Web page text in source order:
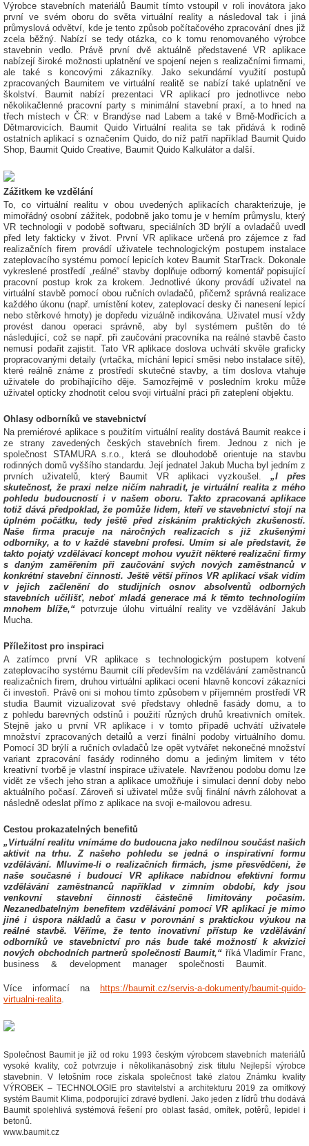
Výrobce stavebních materiálů Baumit tímto vstoupil v roli inovátora jako
první ve svém oboru do světa virtuální reality a následoval tak i jiná
průmyslová odvětví, kde je tento způsob počítačového zpracování dnes již
zcela běžný. Nabízí se tedy otázka, co k tomu renomovaného výrobce
stavebnin vedlo. Právě první dvě aktuálně představené VR aplikace
nabízejí široké možnosti uplatnění ve spojení nejen s realizačními firmami,
ale také s koncovými zákazníky. Jako sekundární využití postupů
zpracovaných Baumitem ve virtuální realitě se nabízí také uplatnění ve
školství. Baumit nabízí prezentaci VR aplikací pro jednotlivce nebo
několikačlenné pracovní party s minimální stavební praxí, a to hned na
třech místech v ČR: v Brandýse nad Labem a také v Brně-Modřicích a
Dětmarovicích. Baumit Quido Virtuální realita se tak přidává k rodině
ostatních aplikací s označením Quido, do níž patří například Baumit Quido
Shop, Baumit Quido Creative, Baumit Quido Kalkulátor a další.
Zážitkem ke vzdělání
To, co virtuální realitu v obou uvedených aplikacích charakterizuje, je
mimořádný osobní zážitek, podobně jako tomu je v herním průmyslu, který
VR technologii v podobě softwaru, speciálních 3D brýlí a ovladačů uvedl
před lety fakticky v život. První VR aplikace určená pro zájemce z řad
realizačních firem provádí uživatele technologickým postupem instalace
zateplovacího systému pomocí lepicích kotev Baumit StarTrack. Dokonale
vykreslené prostředí „reálné“ stavby doplňuje odborný komentář popisující
pracovní postup krok za krokem. Jednotlivé úkony provádí uživatel na
virtuální stavbě pomocí obou ručních ovladačů, přičemž správná realizace
každého úkonu (např. umístění kotev, zateplovací desky či nanesení lepicí
nebo stěrkové hmoty) je dopředu vizuálně indikována. Uživatel musí vždy
provést danou operaci správně, aby byl systémem puštěn do té
následující, což se např. při zaučování pracovníka na reálné stavbě často
nemusí podařit zajistit. Tato VR aplikace doslova uchvátí skvěle graficky
propracovanými detaily (vrtačka, míchání lepicí směsi nebo instalace sítě),
které reálně známe z prostředí skutečné stavby, a tím doslova vtahuje
uživatele do probíhajícího děje. Samozřejmě v posledním kroku může
uživatel opticky zhodnotit celou svoji virtuální práci při zateplení objektu.
Ohlasy odborníků ve stavebnictví
Na premiérové aplikace s použitím virtuální reality dostává Baumit reakce i
ze strany zavedených českých stavebních firem. Jednou z nich je
společnost STAMURA s.r.o., která se dlouhodobě orientuje na stavbu
rodinných domů vyššího standardu. Její jednatel Jakub Mucha byl jedním z
prvních uživatelů, který Baumit VR aplikaci vyzkoušel. „I přes
skutečnost, že praxi nelze ničím nahradit, je virtuální realita z mého
pohledu budoucností i v našem oboru. Takto zpracovaná aplikace
totiž dává předpoklad, že pomůže lidem, kteří ve stavebnictví stojí na
úplném počátku, tedy ještě před získáním praktických zkušeností.
Naše firma pracuje na náročných realizacích s již zkušenými
odborníky, a to v každé stavební profesi. Umím si ale představit, že
takto pojatý vzdělávací koncept mohou využít některé realizační firmy
s daným zaměřením při zaučování svých nových zaměstnanců v
konkrétní stavební činnosti. Ještě větší přínos VR aplikací však vidím
v jejich začlenění do studijních osnov absolventů odborných
stavebních učilišť, neboť mladá generace má k těmto technologiím
mnohem blíže,“ potvrzuje úlohu virtuální reality ve vzdělávání Jakub
Mucha.
Příležitost pro inspiraci
A zatímco první VR aplikace s technologickým postupem kotvení
zateplovacího systému Baumit cílí především na vzdělávání zaměstnanců
realizačních firem, druhou virtuální aplikaci ocení hlavně koncoví zákazníci
či investoři. Právě oni si mohou tímto způsobem v příjemném prostředí VR
studia Baumit vizualizovat své představy ohledně fasády domu, a to
z pohledu barevných odstínů i použití různých druhů kreativních omítek.
Stejně jako u první VR aplikace i v tomto případě uchvátí uživatele
množství zpracovaných detailů a verzí finální podoby virtuálního domu.
Pomocí 3D brýlí a ručních ovladačů lze opět vytvářet nekonečné množství
variant zpracování fasády rodinného domu a jediným limitem v této
kreativní tvorbě je vlastní inspirace uživatele. Navrženou podobu domu lze
vidět ze všech jeho stran a aplikace umožňuje i simulaci denní doby nebo
aktuálního počasí. Zároveň si uživatel může svůj finální návrh zálohovat a
následně odeslat přímo z aplikace na svoji e-mailovou adresu.
Cestou prokazatelných benefitů
„Virtuální realitu vnímáme do budoucna jako nedílnou součást našich
aktivit na trhu. Z našeho pohledu se jedná o inspirativní formu
vzdělávání. Mluvíme-li o realizačních firmách, jsme přesvědčeni, že
naše současné i budoucí VR aplikace nabídnou efektivní formu
vzdělávání zaměstnanců například v zimním období, kdy jsou
venkovní stavební činnosti částečně limitovány počasím.
Nezanedbatelným benefitem vzdělávání pomocí VR aplikací je mimo
jiné i úspora nákladů a času v porovnání s praktickou výukou na
reálné stavbě. Věříme, že tento inovativní přístup ke vzdělávání
odborníků ve stavebnictví pro nás bude také možností k akvizici
nových obchodních partnerů společnosti Baumit,“říká Vladimír Franc,
business & development manager společnosti Baumit.
Více informací na
https://baumit.cz/servis-a-dokumenty/baumit-quido-
virtualni-realita.
Společnost Baumit je již od roku 1993 českým výrobcem stavebních materiálů
vysoké kvality, což potvrzuje i několikanásobný zisk titulu Nejlepší výrobce
stavebnin. V letošním roce získala společnost také zlatou Známku kvality
VÝROBEK – TECHNOLOGIE pro stavitelství a architekturu 2019 za omítkový
systém Baumit Klima, podporující zdravé bydlení. Jako jeden z lídrů trhu dodává
Baumit spolehlivá systémová řešení pro oblast fasád, omítek, potěrů, lepidel i
betonů.
www.baumit.cz